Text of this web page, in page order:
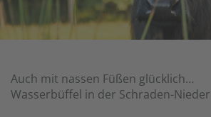
Auch mit nassen Füßen glücklich…
Wasserbüffel in der Schraden-